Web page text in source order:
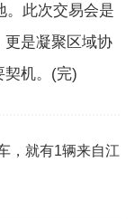
。此次交易会是
更是凝聚区域协
契机。(完)
，就有1辆来自江